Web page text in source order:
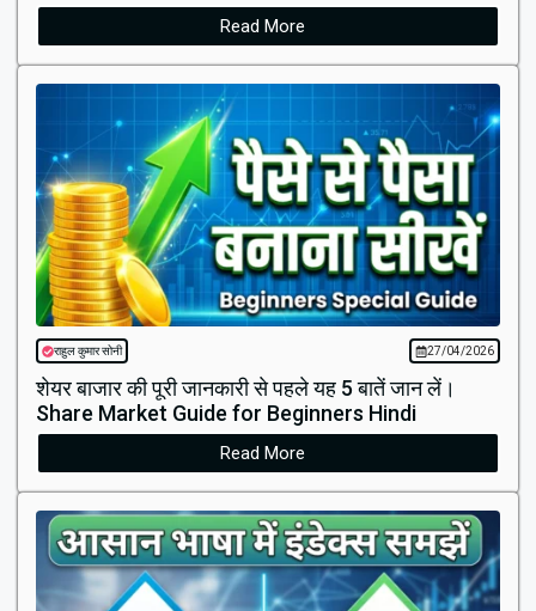
Read More
राहुल कुमार सोनी 27/04/2026
शेयर बाजार की पूरी जानकारी से पहले यह 5 बातें जान लें।
Share Market Guide for Beginners Hindi
Read More